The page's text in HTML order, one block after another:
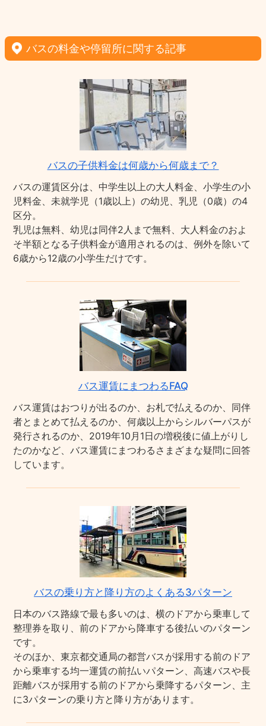
バスの料金や停留所に関する記事
バスの子供料金は何歳から何歳まで？
バスの運賃区分は、中学生以上の大人料金、小学生の小
児料金、未就学児（1歳以上）の幼児、乳児（0歳）の4
区分。
乳児は無料、幼児は同伴2人まで無料、大人料金のおよ
そ半額となる子供料金が適用されるのは、例外を除いて
6歳から12歳の小学生だけです。
バス運賃にまつわるFAQ
バス運賃はおつりが出るのか、お札で払えるのか、同伴
者とまとめて払えるのか、何歳以上からシルバーパスが
発行されるのか、2019年10月1日の増税後に値上がりし
たのかなど、バス運賃にまつわるさまざまな疑問に回答
しています。
バスの乗り方と降り方のよくある3パターン
日本のバス路線で最も多いのは、横のドアから乗車して
整理券を取り、前のドアから降車する後払いのパターン
です。
そのほか、東京都交通局の都営バスが採用する前のドア
から乗車する均一運賃の前払いパターン、高速バスや長
距離バスが採用する前のドアから乗降するパターン、主
に3パターンの乗り方と降り方があります。